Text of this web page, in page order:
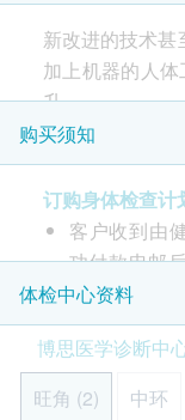
2 基本项目
报告
检查前医生咨
医生讲解报告
3至5个工作天
新改进的技术
加上机器的人
升。
2D乳房造影从
够检测到早期乳
患者注意到之前
购买须知
订购身体检查计
客户收到由
功付款电邮
工作天办公
及地点。
客户亦可致
9885 9813)。
体检中心资料
博思医学诊断中
旺角 (2)
中环